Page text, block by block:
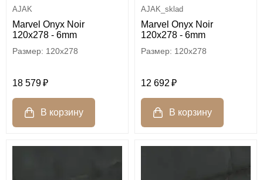
AJAK
Marvel Onyx Noir
120x278 - 6mm
120x278
18 579
AJAK_sklad
Marvel Onyx Noir
120x278 - 6mm
120x278
12 692